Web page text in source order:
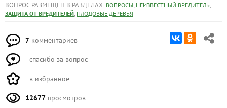
ВОПРОС РАЗМЕЩЕН В РАЗДЕЛАХ: ВОПРОСЫ, НЕИЗВЕСТНЫЙ ВРЕДИТЕЛЬ,
ЗАЩИТА ОТ ВРЕДИТЕЛЕЙ, ПЛОДОВЫЕ ДЕРЕВЬЯ
7 комментариев
спасибо за вопрос
в избранное
12677 просмотров